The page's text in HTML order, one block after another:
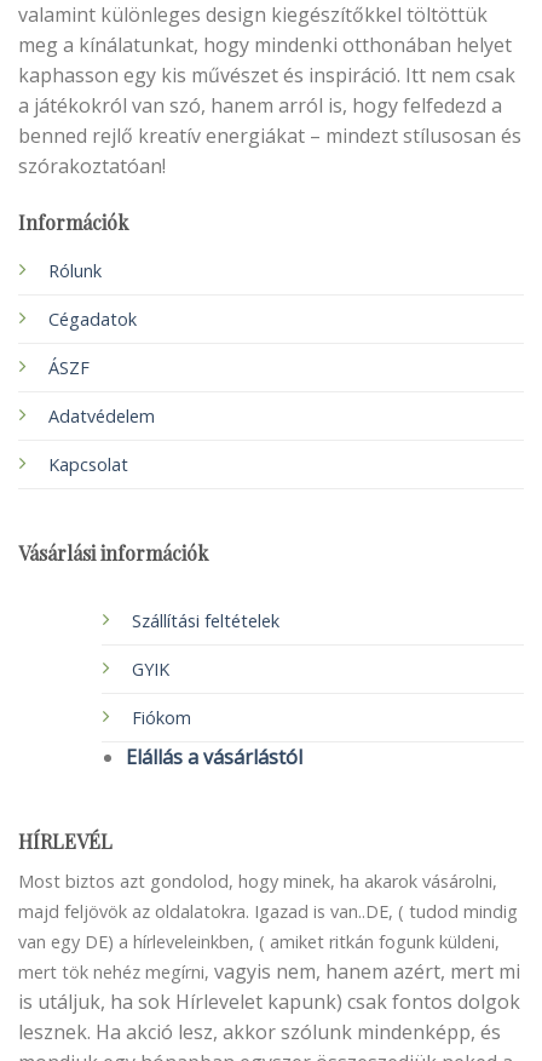
valamint különleges design kiegészítőkkel töltöttük
meg a kínálatunkat, hogy mindenki otthonában helyet
kaphasson egy kis művészet és inspiráció. Itt nem csak
a játékokról van szó, hanem arról is, hogy felfedezd a
benned rejlő kreatív energiákat – mindezt stílusosan és
szórakoztatóan!
Információk
Rólunk
Cégadatok
ÁSZF
Adatvédelem
Kapcsolat
Vásárlási információk
Szállítási feltételek
GYIK
Fiókom
Elállás a vásárlástól
HÍRLEVÉL
Most biztos azt gondolod, hogy minek, ha akarok vásárolni,
majd feljövök az oldalatokra. Igazad is van..DE, ( tudod mindig
van egy DE) a hírleveleinkben, ( amiket ritkán fogunk küldeni,
mert tök nehéz megírni, vagyis nem, hanem azért, mert mi
is utáljuk, ha sok Hírlevelet kapunk) csak fontos dolgok
lesznek. Ha akció lesz, akkor szólunk mindenképp, és